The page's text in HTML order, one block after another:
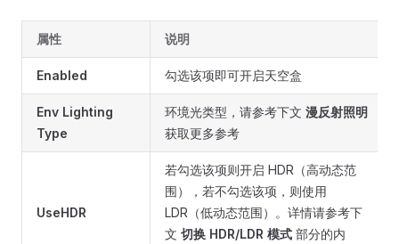
属性 说明
Enabled 勾选该项即可开启天空盒
Env Lighting
Type
环境光类型，请参考下文 漫反射照明
获取更多参考
UseHDR
若勾选该项则开启 HDR（高动态范
围），若不勾选该项，则使用
LDR（低动态范围）。详情请参考下
文 切换 HDR/LDR 模式 部分的内